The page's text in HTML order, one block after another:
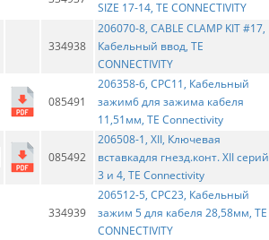
SIZE 17-14, TE CONNECTIVITY
334938
206070-8, CABLE CLAMP KIT #17,
Кабельный ввод, TE
CONNECTIVITY
085491
206358-6, CPC11, Кабельный
зажим6 для зажима кабеля
11,51мм, TE Connectivity
085492
206508-1, XII, Ключевая
вставкадля гнезд.конт. XII серий
3 и 4, TE Connectivity
334939
206512-5, CPC23, Кабельный
зажим 5 для кабеля 28,58мм, TE
CONNECTIVITY